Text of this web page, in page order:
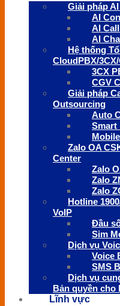
Giải pháp
AI
AI
AI
Hệ thống
CloudPBX/
3CX
CGV
Giải pháp
Outsourcing
Auto
Smart
Zalo OA
Center
Zalo
Zalo
Zalo
Hotline
VoIP
Đầu
Sim
Dịch vụ
Voice
SMS
Dịch vụ
Bản quyền cho
Lĩnh vực